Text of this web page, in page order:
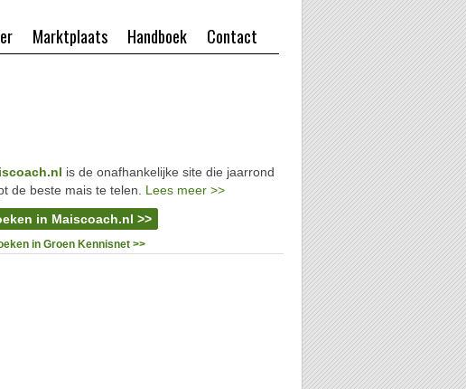
Contact
Handboek
Marktplaats
is de onafhankelijke site die jaarrond
de beste mais te telen. Lees meer >>
in Maiscoach.nl >>
in Groen Kennisnet >>